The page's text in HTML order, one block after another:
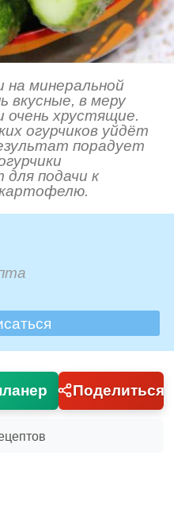
на минеральной
вкусные, в меру
хрустящие.
огурчиков уйдёт
порадует
для подачи к
Поделиться